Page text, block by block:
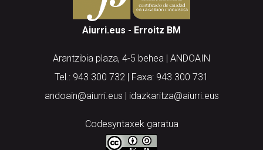
Aiurri.eus - Erroitz BM
Arantzibia plaza, 4-5 behea | ANDOAIN
Tel.: 943 300 732 | Faxa: 943 300 731
andoain@aiurri.eus | idazkaritza@aiurri.eus
Codesyntaxek garatua